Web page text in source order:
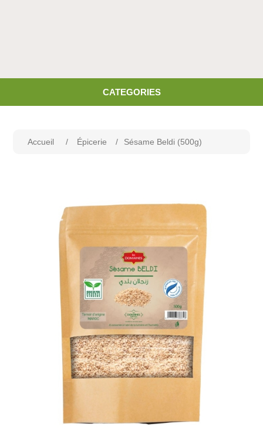
CATEGORIES
Accueil / Épicerie / Sésame Beldi (500g)